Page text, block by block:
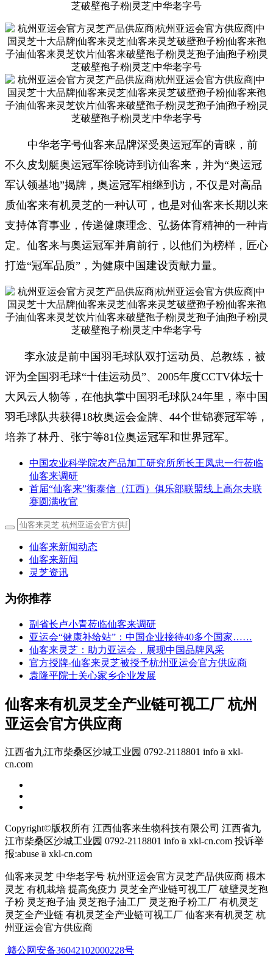
中华老字号仙客来品牌深受奥运冠军的青睐，前
不久皮划艇奥运冠军徐晓诗到访仙客来，并为“奥运冠
军认领基地”揭牌，奥运冠军相继到访，不仅是对高品
质仙客来有机灵芝的一种认可，也是对仙客来长期以来
支持体育事业，传递健康理念、弘扬体育精神的一种肯
定。仙客来与奥运冠军并肩前行，以他们为榜样，匠心
打造“冠军品质”，为健康中国建设贡献力量。
李永波是前中国羽毛球队双打运动员、总教练，被
评为全国羽毛球“十佳运动员”、2005年度CCTV体坛十
大风云人物等，在他执掌中国羽毛球队24年里，率中国
羽毛球队共获得18枚奥运会金牌、44个世锦赛冠军等，
培养了林丹、张宁等81位奥运冠军和世界冠军。
中国农业科学院农产品加工研究所所长王凤忠一行莅临
仙客来调研
首届“仙客来”衡泰信（江西）俱乐部联盟线上高尔夫联
赛圆满收官
仙客来新闻动态
仙客来新闻
灵芝资讯
为你推荐
副省长卢小青莅临仙客来调研
亚运会“健康补给站”：中国企业接待40多个国家……
仙客来灵芝：助力亚运会，展现中国品牌风采
官方授牌-仙客来灵芝被授予杭州亚运会官方供应商
袁隆平院士关心家乡企业发展
仙客来有机灵芝全产业链可视工厂 杭州
亚运会官方供应商
江西省九江市柴桑区沙城工业园 0792-2118801 info﹫xkl-
cn.com
Copyright©版权所有 江西仙客来生物科技有限公司 江西省九
江市柴桑区沙城工业园 0792-2118801 info﹫xkl-cn.com 投诉举
报:abuse﹫xkl-cn.com
仙客来灵芝 中华老字号 杭州亚运会官方灵芝产品供应商 椴木
灵芝 有机栽培 提高免疫力 灵芝全产业链可视工厂 破壁灵芝孢
子粉 灵芝孢子油 灵芝孢子油工厂 灵芝孢子粉工厂 有机灵芝
灵芝全产业链 有机灵芝全产业链可视工厂 仙客来有机灵芝 杭
州亚运会官方供应商
赣公网安备36042102000228号